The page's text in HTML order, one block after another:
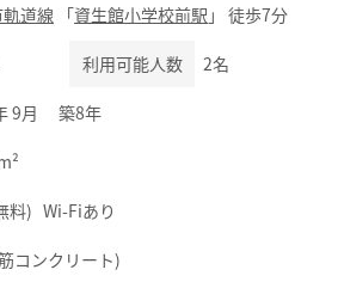
道線 「資生館小学校前駅 」 徒歩7分
利用可能人数 2名
9月 築8年
料) Wi-Fiあり
コンクリート)